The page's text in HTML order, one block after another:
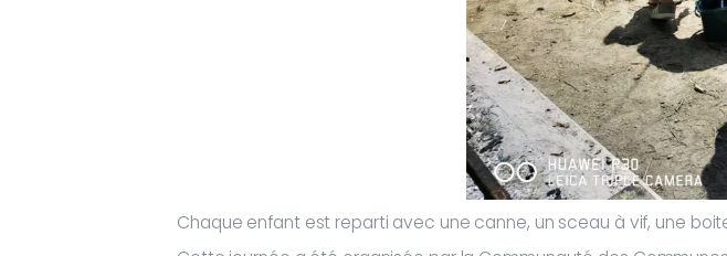
Chaque enfant est reparti avec une canne, un sceau à vif, une